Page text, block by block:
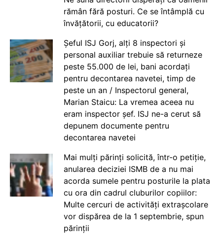
rămân fără posturi. Ce se întâmplă cu
învățătorii, cu educatorii?
Șeful ISJ Gorj, alți 8 inspectori și
personal auxiliar trebuie să returneze
peste 55.000 de lei, bani acordați
pentru decontarea navetei, timp de
peste un an / Inspectorul general,
Marian Staicu: La vremea aceea nu
eram inspector șef. ISJ ne-a cerut să
depunem documente pentru
decontarea navetei
Mai mulți părinți solicită, într-o petiție,
anularea deciziei ISMB de a nu mai
acorda sumele pentru posturile la plata
cu ora din cadrul cluburilor copiilor:
Multe cercuri de activități extrașcolare
vor dispărea de la 1 septembrie, spun
părinții